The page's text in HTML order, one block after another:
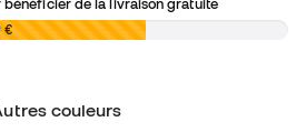
de la livraison gratuite
€
couleurs